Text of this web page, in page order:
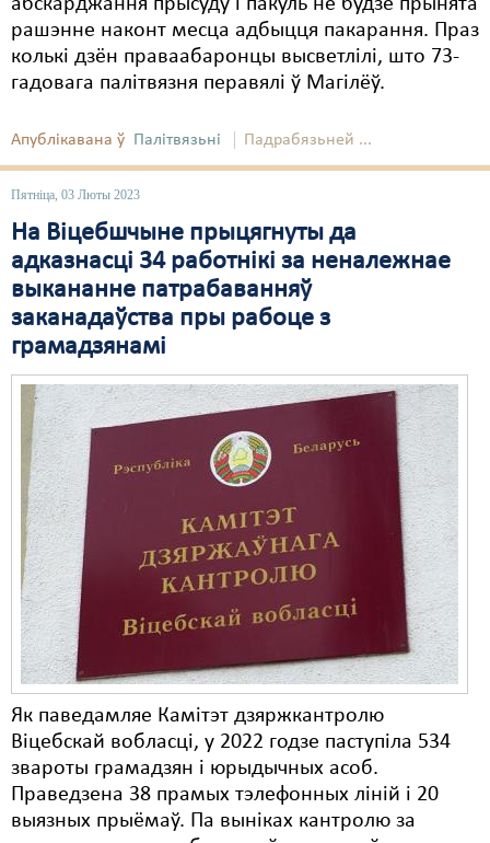
абскарджання прысуду і пакуль не будзе прынята
рашэнне наконт месца адбыцця пакарання. Праз
колькі дзён праваабаронцы высветлілі, што 73-
гадовага палітвязня перавялі ў Магілёў.
Апублікавана ў Палітвязьні Падрабязьней ...
Пятніца, 03 Люты 2023
На Віцебшчыне прыцягнуты да
адказнасці 34 работнікі за неналежнае
выкананне патрабаванняў
заканадаўства пры рабоце з
грамадзянамі
Як паведамляе Камітэт дзяржкантролю
Віцебскай вобласці, у 2022 годзе паступіла 534
звароты грамадзян і юрыдычных асоб.
Праведзена 38 прамых тэлефонных ліній і 20
выязных прыёмаў. Па выніках кантролю за